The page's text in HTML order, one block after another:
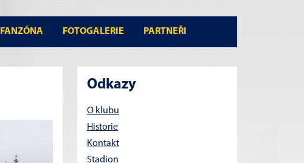
FANZÓNA FOTOGALERIE PARTNEŘI
Odkazy
O klubu
Historie
Kontakt
Stadion